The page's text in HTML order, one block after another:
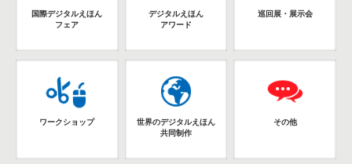
国際デジタルえほん
フェア
デジタルえほん
アワード
巡回展・展示会
ワークショップ
世界のデジタルえほん
共同制作
その他